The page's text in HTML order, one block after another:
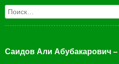
Поиск
Саидов Али Абубакарович